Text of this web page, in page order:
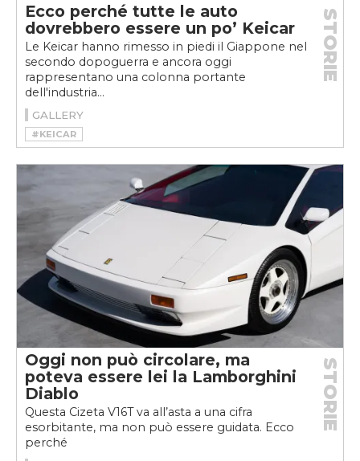
Ecco perché tutte le auto
dovrebbero essere un po’ Keicar
Le Keicar hanno rimesso in piedi il Giappone nel
secondo dopoguerra e ancora oggi
rappresentano una colonna portante
dell'industria...
STORIE
GALLERY
#KEICAR
Oggi non può circolare, ma
poteva essere lei la Lamborghini
Diablo
Questa Cizeta V16T va all’asta a una cifra
esorbitante, ma non può essere guidata. Ecco
perché
STORIE